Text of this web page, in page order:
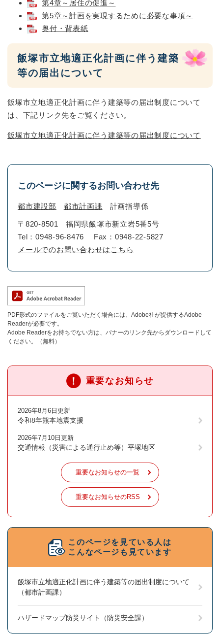
第4章～居住の促進～
第5章～計画を実現するために必要な事項～
奥付・背表紙
飯塚市立地適正化計画に伴う建築
等の届出について
飯塚市立地適正化計画に伴う建築等の届出制度について
は、下記リンク先をご覧ください。
飯塚市立地適正化計画に伴う建築等の届出制度について
このページに関するお問い合わせ先
都市建設部 都市計画課 計画指導係
〒820-8501
福岡県飯塚市新立岩5番5号
Tel：0948-96-8476
Fax：0948-22-5827
メールでのお問い合わせはこちら
PDF形式のファイルをご覧いただく場合には、Adobe社が提供するAdobe
Readerが必要です。
Adobe Readerをお持ちでない方は、バナーのリンク先からダウンロードして
ください。（無料）
重要なお知らせ
2026年8月6日更新
令和8年熊本地震支援
2026年7月10日更新
交通情報（災害による通行止め等）平塚地区
重要なお知らせの一覧
重要なお知らせのRSS
このページを見ている人は
こんなページも見ています
飯塚市立地適正化計画に伴う建築等の届出制度について
（都市計画課）
ハザードマップ防災サイト（防災安全課）